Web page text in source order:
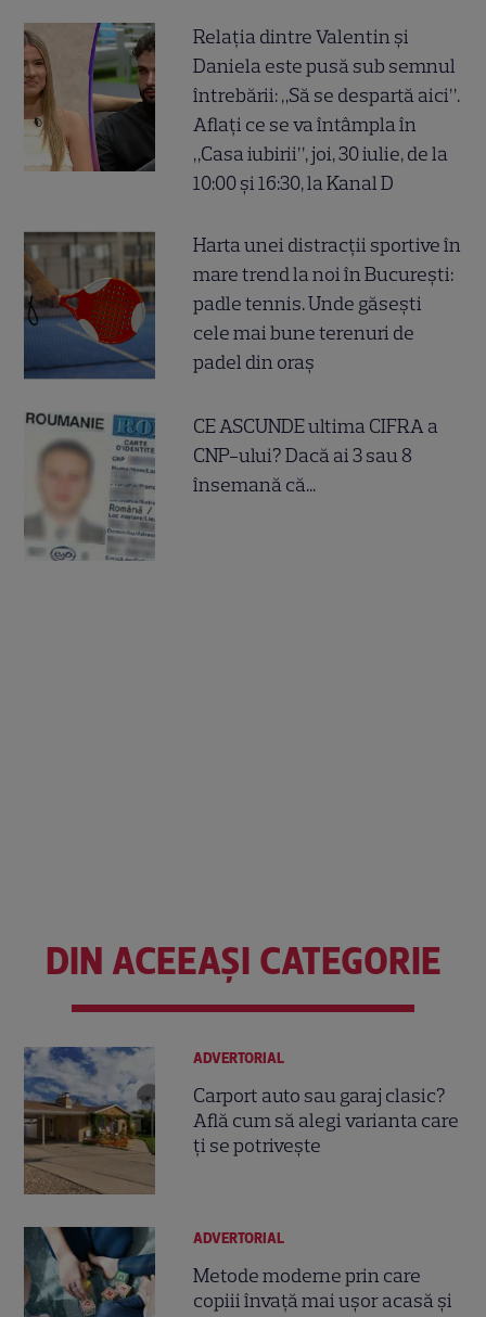
Relația dintre Valentin și
Daniela este pusă sub semnul
întrebării: „Să se despartă aici”.
Aflați ce se va întâmpla în
„Casa iubirii”, joi, 30 iulie, de la
10:00 și 16:30, la Kanal D
Harta unei distracții sportive în
mare trend la noi în București:
padle tennis. Unde găsești
cele mai bune terenuri de
padel din oraș
CE ASCUNDE ultima CIFRA a
CNP-ului? Dacă ai 3 sau 8
însemană că...
DIN ACEEAȘI CATEGORIE
ADVERTORIAL
Carport auto sau garaj clasic?
Află cum să alegi varianta care
ți se potrivește
ADVERTORIAL
Metode moderne prin care
copiii învață mai ușor acasă și